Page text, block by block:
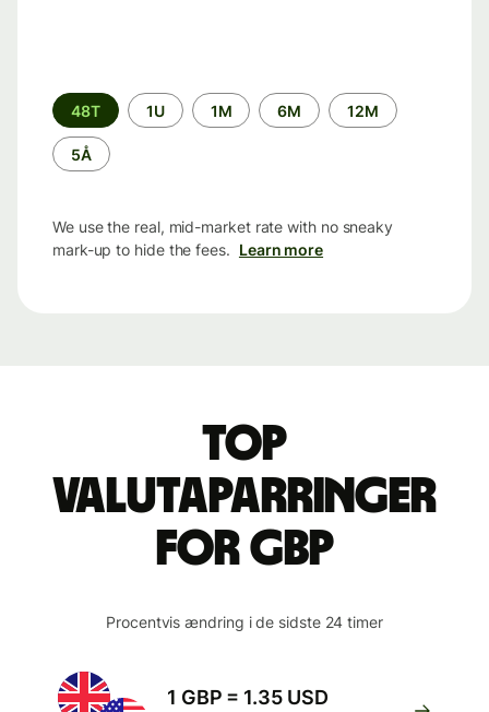
Time
period
48T 1U 1M 6M 12M
5Å
We use the real, mid-market rate with no sneaky
mark-up to hide the fees. Learn more
Top
valutaparringer
for GBP
Procentvis ændring i de sidste 24 timer
1 GBP = 1.35 USD